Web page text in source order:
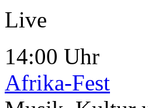
Live
14:00 Uhr
Afrika-Fest